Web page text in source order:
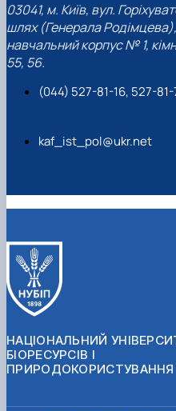
03041, м. Київ, вул.
шлях (Генерала
навчальний корпус № 1,
55, 56.
(044) 527-81-16, 527-81-
kaf_ist_pol@ukr.net
НАЦІОНАЛЬНИЙ
БІОРЕСУРСІВ І
ПРИРОДОКОРИСТУВАННЯ